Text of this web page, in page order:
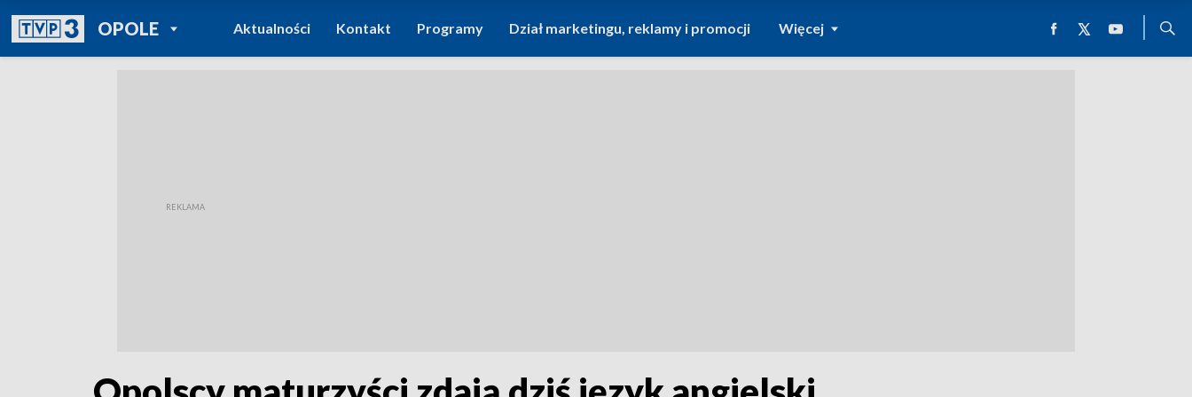
OPOLEPOWRÓT DO
TVP REGIONY
Aktualności Kontakt Programy Dział marketingu, reklamy i promocji Więcej